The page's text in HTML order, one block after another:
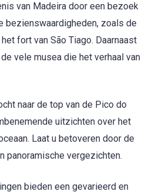
van Madeira door een bezoek
bezienswaardigheden, zoals de
fort van São Tiago. Daarnaast
vele musea die het verhaal van
naar de top van de Pico do
uitzichten over het
Laat u betoveren door de
panoramische vergezichten.
bieden een gevarieerd en